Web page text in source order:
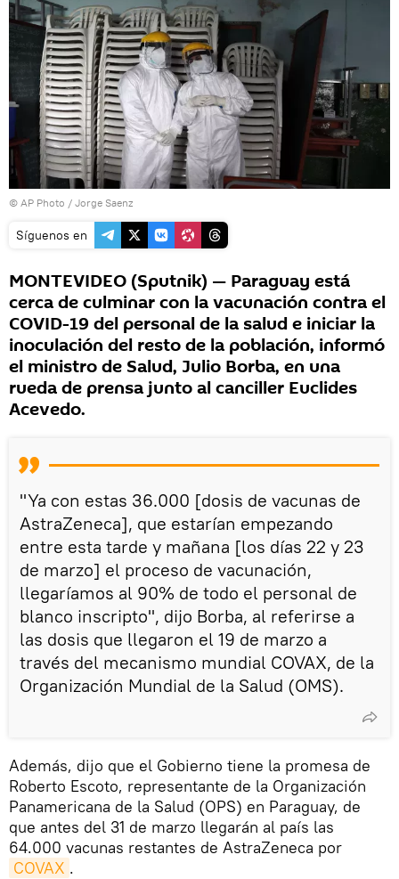
© AP Photo / Jorge Saenz
Síguenos en
MONTEVIDEO (Sputnik) — Paraguay está
cerca de culminar con la vacunación contra el
COVID-19 del personal de la salud e iniciar la
inoculación del resto de la población, informó
el ministro de Salud, Julio Borba, en una
rueda de prensa junto al canciller Euclides
Acevedo.
"Ya con estas 36.000 [dosis de vacunas de
AstraZeneca], que estarían empezando
entre esta tarde y mañana [los días 22 y 23
de marzo] el proceso de vacunación,
llegaríamos al 90% de todo el personal de
blanco inscripto", dijo Borba, al referirse a
las dosis que llegaron el 19 de marzo a
través del mecanismo mundial COVAX, de la
Organización Mundial de la Salud (OMS).
Además, dijo que el Gobierno tiene la promesa de
Roberto Escoto, representante de la Organización
Panamericana de la Salud (OPS) en Paraguay, de
que antes del 31 de marzo llegarán al país las
64.000 vacunas restantes de AstraZeneca por
COVAX .